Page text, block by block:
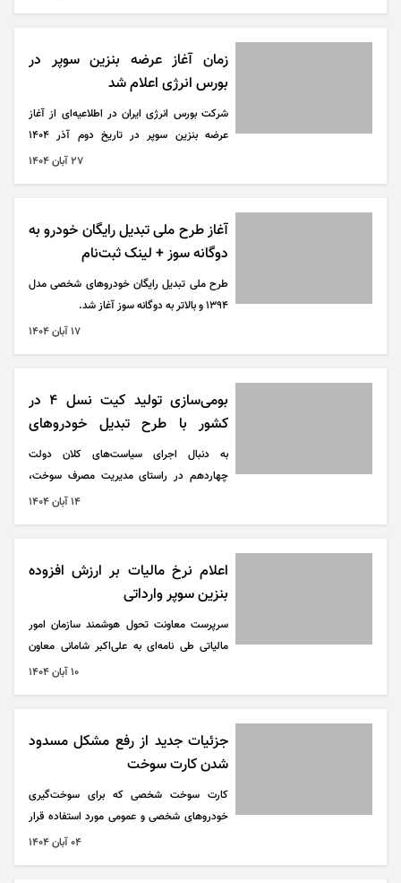
زمان آغاز عرضه بنزین سوپر در
بورس انرژی اعلام شد
شرکت بورس انرژی ایران در اطلاعیه‌ای از آغاز
عرضه بنزین سوپر در تاریخ دوم آذر ۱۴۰۴
۲۷ آبان ۱۴۰۴
آغاز طرح ملی تبدیل رایگان خودرو به
دوگانه سوز + لینک ثبت‌نام
طرح ملی تبدیل رایگان خودرو‌های شخصی مدل
۱۳۹۴ و بالاتر به دوگانه سوز آغاز شد.
۱۷ آبان ۱۴۰۴
بومی‌سازی تولید کیت نسل ۴ در
کشور با طرح تبدیل خودرو‌های
بنزینی به دوگانه‌سوز
به دنبال اجرای سیاست‌های کلان دولت
چهاردهم در راستای مدیریت مصرف سوخت،
کاهش وابستگی به بنزین و توسعه استفاده از
دوگانه‌سوز و تولید خودرو‌های دوگانه‌سوز
کارخانه‌ای مجدداً فعال شده است.
۱۴ آبان ۱۴۰۴
اعلام نرخ مالیات بر ارزش افزوده
بنزین سوپر وارداتی
سرپرست معاونت تحول هوشمند سازمان امور
مالیاتی طی نامه‌ای به علی‌اکبر شامانی معاون
امور گمرکی گمرک جمهوری اسلامی ایران، نرخ
۱۰ آبان ۱۴۰۴
جزئیات جدید از رفع مشکل مسدود
شدن کارت سوخت
کارت سوخت شخصی که برای سوخت‌گیری
خودرو‌های شخصی و عمومی مورد استفاده قرار
می‌گیرد، تنها در شرایط مشخص و قانونی مسدود
۰۴ آبان ۱۴۰۴